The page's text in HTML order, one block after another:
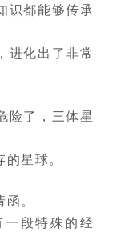
识都能够传承
进化出了非常
险了，三体星
星球。
。
段特殊的经